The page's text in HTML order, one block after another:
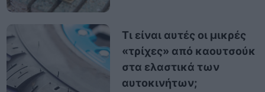
Τι είναι αυτές οι μικρές
«τρίχες» από καουτσούκ
στα ελαστικά των
αυτοκινήτων;